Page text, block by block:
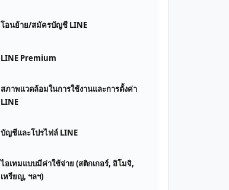
โอนย้าย/สมัครบัญชี LINE
LINE Premium
สภาพแวดล้อมในการใช้งานและการตั้งค่า
LINE
บัญชีและโปรไฟล์ LINE
ไอเทมแบบมีค่าใช้จ่าย (สติกเกอร์, อิโมจิ,
เหรียญ, ฯลฯ)